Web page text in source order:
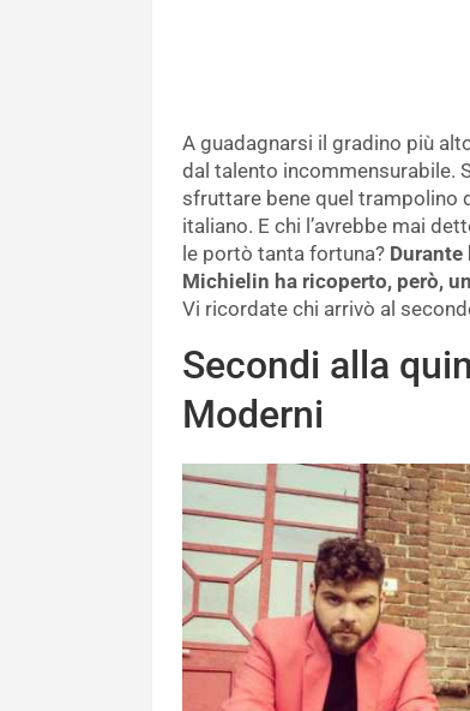
A guadagnarsi il gradino più
dal talento incommensurabile.
sfruttare bene quel trampolino
italiano. E chi l’avrebbe mai
le portò tanta fortuna? Durante
Michielin ha ricoperto, però,
Vi ricordate chi arrivò al
Secondi alla
Moderni